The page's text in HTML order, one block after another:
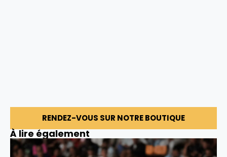
RENDEZ-VOUS SUR NOTRE BOUTIQUE
À lire également